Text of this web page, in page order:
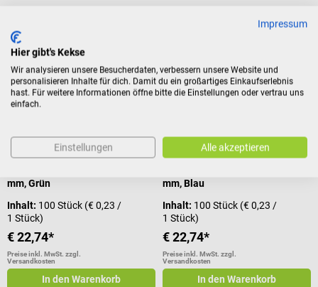
Seirin
New Pyonex Akupunkturnadeln
Für die Dauer-Akupunktur
Durchschnittliche Bewertung von 4 von 5 Sternen
mm, Grün
Inhalt: 100 Stück (€ 0,23 /
1 Stück)
€ 22,74*
Preise inkl. MwSt. zzgl.
Versandkosten
In den Warenkorb
Für die Dauer-Akupunktur
Durchschnittliche Bewertung von 4
mm, Blau
Inhalt: 100 Stück (€ 0,23 /
1 Stück)
€ 22,74*
Preise inkl. MwSt. zzgl.
Versandkosten
In den Warenkorb
Impressum
Hier gibt's Kekse
Wir analysieren unsere Besucherdaten, verbessern unsere Website und
personalisieren Inhalte für dich. Damit du ein großartiges Einkaufserlebnis
hast. Für weitere Informationen öffne bitte die Einstellungen oder vertrau uns
einfach.
Einstellungen Alle akzeptieren